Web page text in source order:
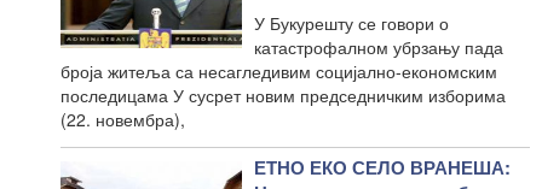
У Букурешту се говори о
катастрофалном убрзању пада
броја житеља са несагледивим социјално-економским
последицама У сусрет новим председничким изборима
(22. новембра),
ЕТНО ЕКО СЕЛО ВРАНЕША: